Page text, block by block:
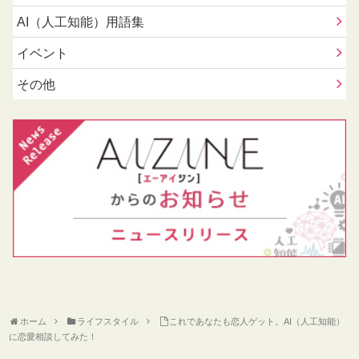
AI（人工知能）用語集
イベント
その他
ホーム ライフスタイル
これであなたも恋人ゲット。AI（人工知能）
に恋愛相談してみた！